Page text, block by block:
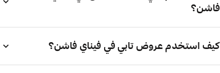
فاشن؟
كيف استخدم عروض تابي في فيناي فاشن؟